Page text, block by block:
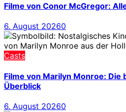
Filme von Conor McGregor:
6. August 20260
Casts
Filme von Marilyn Monroe: Die
Überblick
6. August 20260